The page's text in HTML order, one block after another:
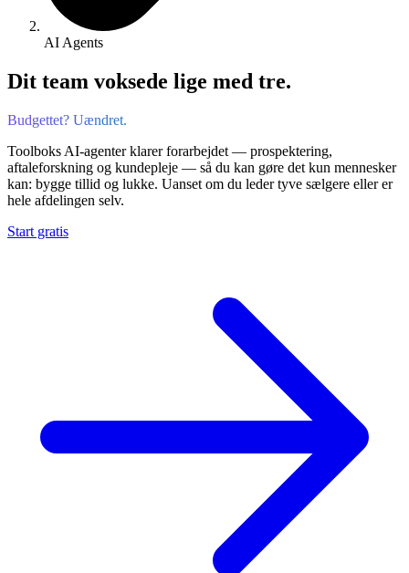
AI Agents
Dit team voksede lige med tre.
Budgettet? Uændret.
Toolboks AI-agenter klarer forarbejdet — prospektering,
aftaleforskning og kundepleje — så du kan gøre det kun mennesker
kan: bygge tillid og lukke. Uanset om du leder tyve sælgere eller er
hele afdelingen selv.
Start gratis